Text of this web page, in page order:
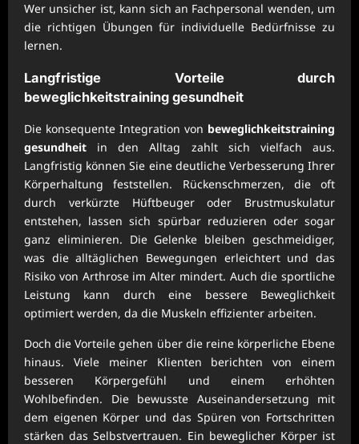
Wer unsicher ist, kann sich an Fachpersonal wenden, um
die richtigen Übungen für individuelle Bedürfnisse zu
lernen.
Langfristige Vorteile durch
beweglichkeitstraining gesundheit
Die konsequente Integration von beweglichkeitstraining
gesundheit in den Alltag zahlt sich vielfach aus.
Langfristig können Sie eine deutliche Verbesserung Ihrer
Körperhaltung feststellen. Rückenschmerzen, die oft
durch verkürzte Hüftbeuger oder Brustmuskulatur
entstehen, lassen sich spürbar reduzieren oder sogar
ganz eliminieren. Die Gelenke bleiben geschmeidiger,
was die alltäglichen Bewegungen erleichtert und das
Risiko von Arthrose im Alter mindert. Auch die sportliche
Leistung kann durch eine bessere Beweglichkeit
optimiert werden, da die Muskeln effizienter arbeiten.
Doch die Vorteile gehen über die reine körperliche Ebene
hinaus. Viele meiner Klienten berichten von einem
besseren Körpergefühl und einem erhöhten
Wohlbefinden. Die bewusste Auseinandersetzung mit
dem eigenen Körper und das Spüren von Fortschritten
stärken das Selbstvertrauen. Ein beweglicher Körper ist